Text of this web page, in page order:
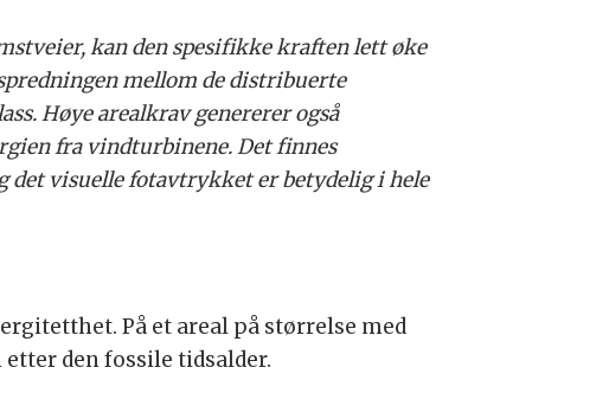
kan den spesifikke kraften lett øke
mellom de distribuerte
Høye arealkrav genererer også
fra vindturbinene. Det finnes
det visuelle fotavtrykket er betydelig i hele
På et areal på størrelse med
den fossile tidsalder.